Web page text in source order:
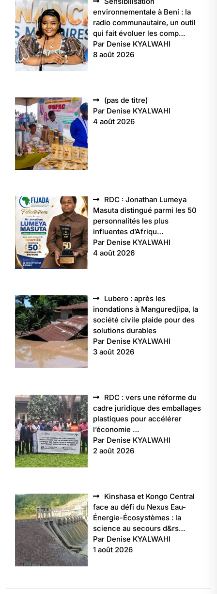
environnementale à Beni : la
radio communautaire, un outil
qui fait évoluer les comp…
Par Denise KYALWAHI
8 août 2026
(pas de titre)
5496
Par Denise KYALWAHI
4 août 2026
RDC : Jonathan Lumeya
Masuta distingué parmi les 50
personnalités les plus
influentes d’Afriqu…
Par Denise KYALWAHI
4 août 2026
Lubero : après les
inondations à Manguredjipa, la
société civile plaide pour des
solutions durables
Par Denise KYALWAHI
3 août 2026
RDC : vers une réforme du
cadre juridique des emballages
plastiques pour accélérer
l’économie …
Par Denise KYALWAHI
2 août 2026
Kinshasa et Kongo Central
face au défi du Nexus Eau-
Énergie-Écosystèmes : la
science au secours d&rs…
Par Denise KYALWAHI
1 août 2026